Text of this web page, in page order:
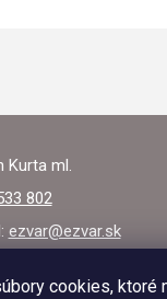
cookies, ktoré
Kurta ml.
802
ezvar@ezvar.sk